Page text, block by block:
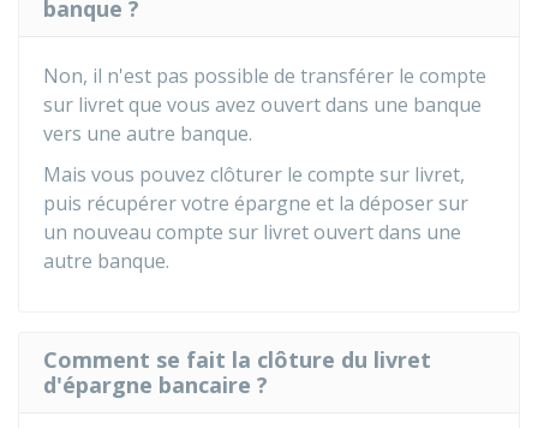
banque ?
Non, il n'est pas possible de transférer le compte
sur livret que vous avez ouvert dans une banque
vers une autre banque.
Mais vous pouvez clôturer le compte sur livret,
puis récupérer votre épargne et la déposer sur
un nouveau compte sur livret ouvert dans une
autre banque.
Comment se fait la clôture du livret
d'épargne bancaire ?